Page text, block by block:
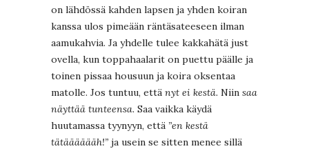
on lähdössä kahden lapsen ja yhden koiran
kanssa ulos pimeään räntäsateeseen ilman
aamukahvia. Ja yhdelle tulee kakkahätä just
ovella, kun toppahaalarit on puettu päälle ja
toinen pissaa housuun ja koira oksentaa
matolle. Jos tuntuu, että nyt ei kestä. Niin saa
näyttää tunteensa. Saa vaikka käydä
huutamassa tyynyyn, että ”en kestä
tätääääääh!” ja usein se sitten menee sillä